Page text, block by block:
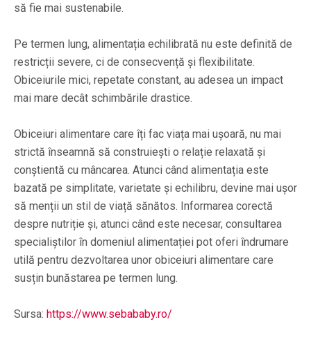
să fie mai sustenabile.
Pe termen lung, alimentația echilibrată nu este definită de
restricții severe, ci de consecvență și flexibilitate.
Obiceiurile mici, repetate constant, au adesea un impact
mai mare decât schimbările drastice.
Obiceiuri alimentare care îți fac viața mai ușoară, nu mai
strictă înseamnă să construiești o relație relaxată și
conștientă cu mâncarea. Atunci când alimentația este
bazată pe simplitate, varietate și echilibru, devine mai ușor
să menții un stil de viață sănătos. Informarea corectă
despre nutriție și, atunci când este necesar, consultarea
specialiștilor în domeniul alimentației pot oferi îndrumare
utilă pentru dezvoltarea unor obiceiuri alimentare care
susțin bunăstarea pe termen lung.
Sursa: https://www.sebababy.ro/